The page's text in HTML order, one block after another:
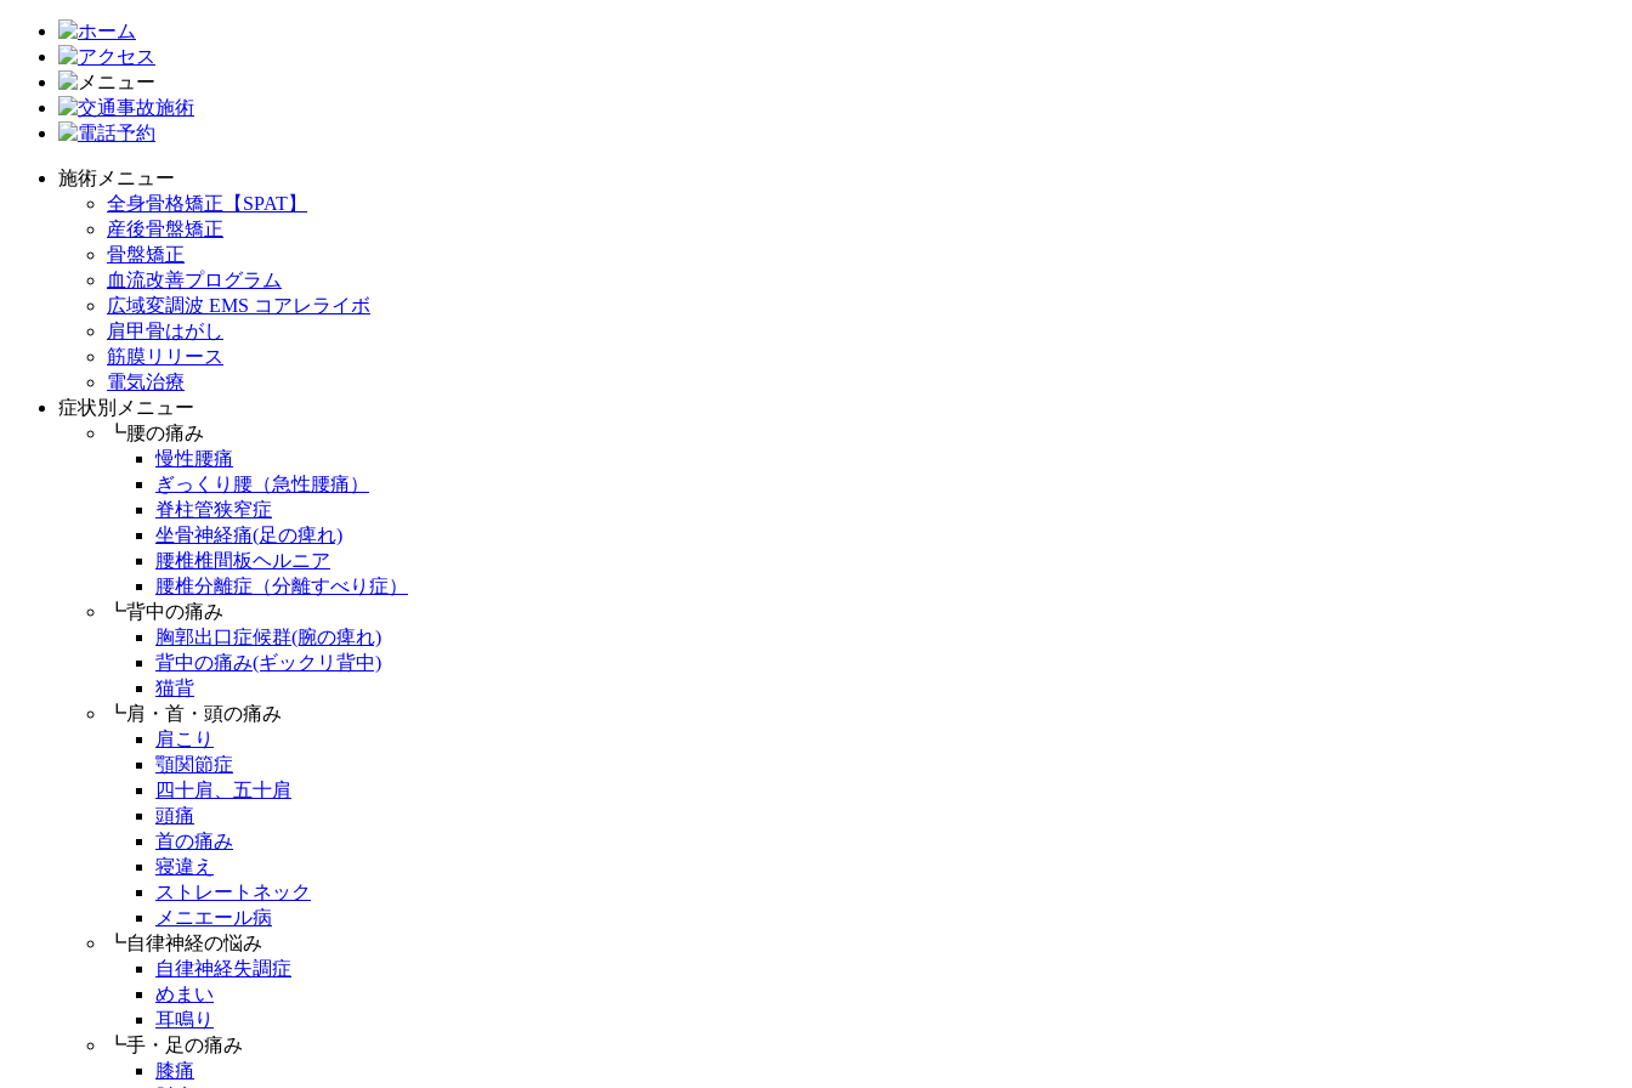
施術メニュー
全身骨格矯正【SPAT】
産後骨盤矯正
骨盤矯正
血流改善プログラム
広域変調波 EMS コアレライボ
肩甲骨はがし
筋膜リリース
電気治療
症状別メニュー
┗腰の痛み
慢性腰痛
ぎっくり腰（急性腰痛）
脊柱管狭窄症
坐骨神経痛(足の痺れ)
腰椎椎間板ヘルニア
腰椎分離症（分離すべり症）
┗背中の痛み
胸郭出口症候群(腕の痺れ)
背中の痛み(ギックリ背中)
猫背
┗肩・首・頭の痛み
肩こり
顎関節症
四十肩、五十肩
頭痛
首の痛み
寝違え
ストレートネック
メニエール病
┗自律神経の悩み
自律神経失調症
めまい
耳鳴り
┗手・足の痛み
膝痛